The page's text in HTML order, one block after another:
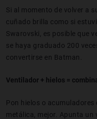
Si al momento de volver a
cuñado brilla como si
Swarovski, es posible que
se haya graduado 200
convertirse en Batman.
Ventilador + hielos =
Pon hielos o
metálica, mejor. Apunta un